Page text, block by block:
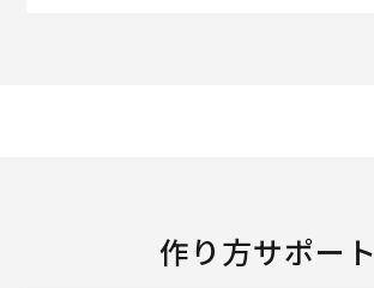
作り方サポート